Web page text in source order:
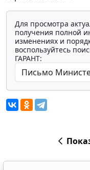
Для просмотра
получения полной
изменениях и
воспользуйтесь
ГАРАНТ: